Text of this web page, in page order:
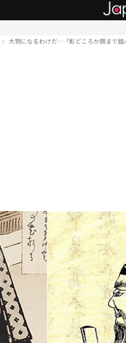
大物になるわけだ…「影どころか顔まで踏